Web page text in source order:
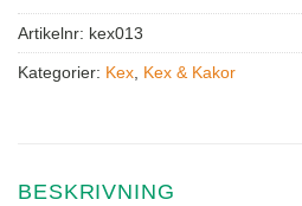
Artikelnr: kex013
Kategorier: Kex Kex & Kakor
BESKRIVNING